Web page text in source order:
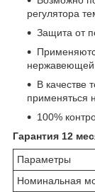
регулятора
Защита от
нержавеющей
В качестве
применяться
100%
Гарантия 12
Параметры
Номинальная